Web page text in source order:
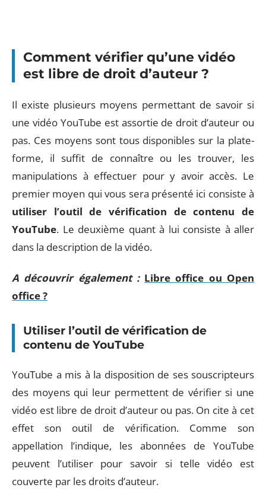
Comment vérifier qu’une vidéo
est libre de droit d’auteur ?
Il existe plusieurs moyens permettant de savoir si
une vidéo YouTube est assortie de droit d’auteur ou
pas. Ces moyens sont tous disponibles sur la plate-
forme, il suffit de connaître ou les trouver, les
manipulations à effectuer pour y avoir accès. Le
premier moyen qui vous sera présenté ici consiste à
utiliser l’outil de vérification de contenu de
YouTube. Le deuxième quant à lui consiste à aller
dans la description de la vidéo.
A découvrir également : Libre office ou Open
office ?
Utiliser l’outil de vérification de
contenu de YouTube
YouTube a mis à la disposition de ses souscripteurs
des moyens qui leur permettent de vérifier si une
vidéo est libre de droit d’auteur ou pas. On cite à cet
effet son outil de vérification. Comme son
appellation l’indique, les abonnées de YouTube
peuvent l’utiliser pour savoir si telle vidéo est
couverte par les droits d’auteur.